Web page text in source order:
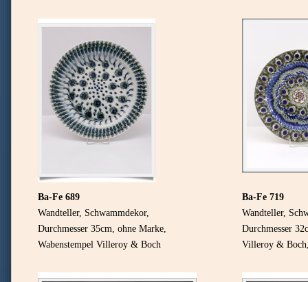
Ba-Fe 689
Wandteller, Schwammdekor,
Durchmesser 35cm, ohne Marke,
Wabenstempel Villeroy & Boch
Ba-Fe 719
Wandteller,
Durchmesser
Villeroy &